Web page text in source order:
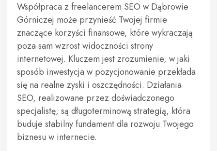
Współpraca z freelancerem SEO w Dąbrowie
Górniczej może przynieść Twojej firmie
znaczące korzyści finansowe, które wykraczają
poza sam wzrost widoczności strony
internetowej. Kluczem jest zrozumienie, w jaki
sposób inwestycja w pozycjonowanie przekłada
się na realne zyski i oszczędności. Działania
SEO, realizowane przez doświadczonego
specjalistę, są długoterminową strategią, która
buduje stabilny fundament dla rozwoju Twojego
biznesu w internecie.